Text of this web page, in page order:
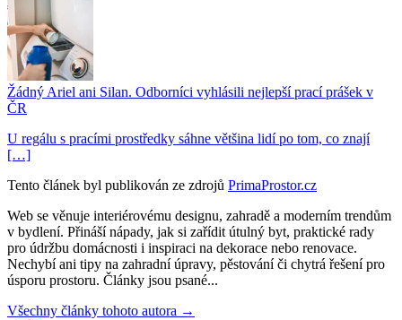
Žádný Ariel ani Silan. Odborníci vyhlásili nejlepší prací prášek v
ČR
U regálu s pracími prostředky sáhne většina lidí po tom, co znají
[…]
Tento článek byl publikován ze zdrojů PrimaProstor.cz
Web se věnuje interiérovému designu, zahradě a moderním trendům
v bydlení. Přináší nápady, jak si zařídit útulný byt, praktické rady
pro údržbu domácnosti i inspiraci na dekorace nebo renovace.
Nechybí ani tipy na zahradní úpravy, pěstování či chytrá řešení pro
úsporu prostoru. Články jsou psané...
Všechny články tohoto autora →